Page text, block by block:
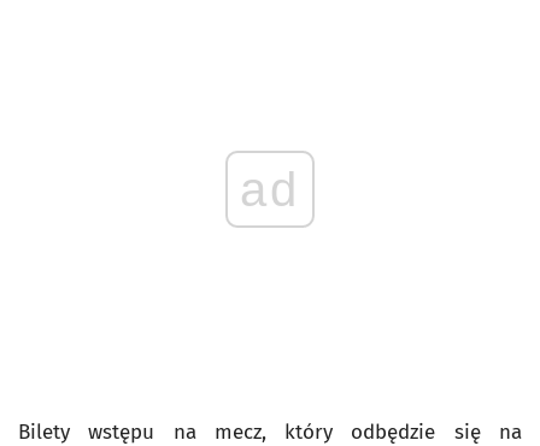
ad
Bilety wstępu na mecz, który odbędzie się na